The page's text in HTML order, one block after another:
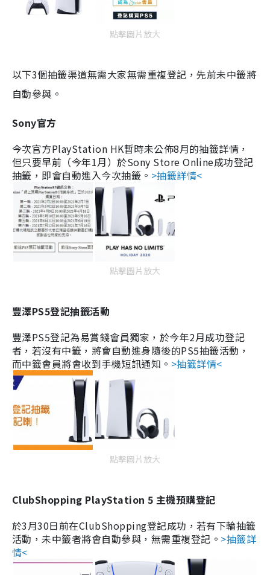
點擊圖片放大
以下3個抽籤渠道無需大家無需重複登記，先前未中籤將
自動參與。
Sony官方
今次官方PlayStation HK暫時未公佈8月的抽籤詳情，
但只要早前（今年1月）於Sony Store Online成功登記
抽籤，即會自動進入今次抽籤。 >抽籤詳情<
點擊圖片放大
豐澤PS5登記抽籤活動
豐澤PS5登記為易賞錢會員獨家，於今年2月成功登記
者，若沒有中籤，將會自動進身隨後的PS5抽籤活動，
而中籤會員將會收到手機短訊通知。 >抽籤詳情<
點擊圖片放大
ClubShopping PlayStation 5 主機預購登記
於3月30日前在ClubShopping登記成功，若有下輪抽籤
活動，未中籤者將會自動參與，無需重複登記。 >抽籤詳
情<